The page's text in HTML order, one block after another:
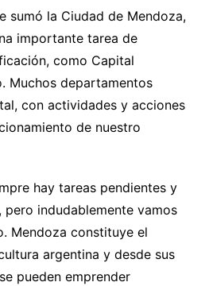
sumó la Ciudad de Mendoza,
importante tarea de
como Capital
Muchos departamentos
con actividades y acciones
de nuestro
hay tareas pendientes y
indudablemente vamos
Mendoza constituye el
argentina y desde sus
pueden emprender